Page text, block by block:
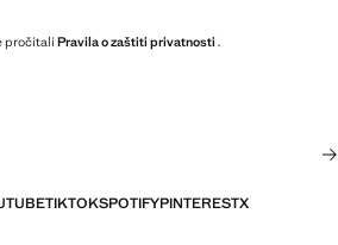
pročitali Pravila o zaštiti privatnosti .
TIKTOKSPOTIFYPINTERESTX